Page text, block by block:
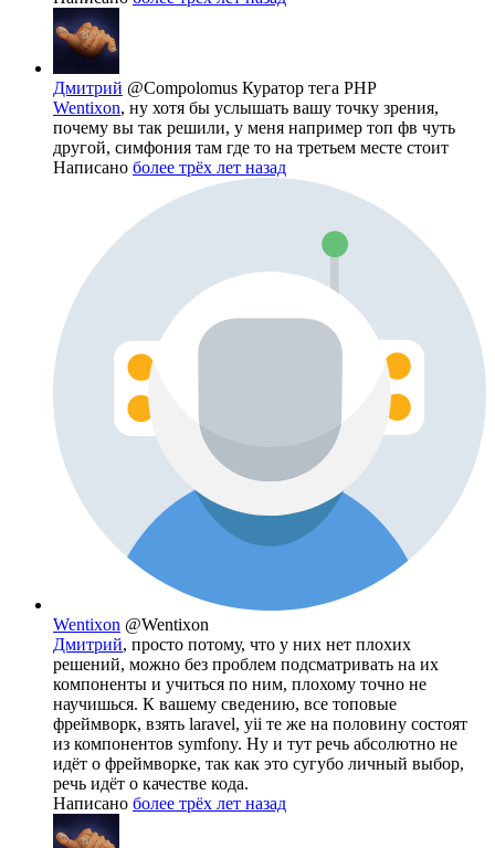
Дмитрий @Compolomus Куратор тега PHP
Wentixon, ну хотя бы услышать вашу точку зрения,
почему вы так решили, у меня например топ фв чуть
другой, симфония там где то на третьем месте стоит
Написано более трёх лет назад
Wentixon @Wentixon
Дмитрий, просто потому, что у них нет плохих
решений, можно без проблем подсматривать на их
компоненты и учиться по ним, плохому точно не
научишься. К вашему сведению, все топовые
фреймворк, взять laravel, yii те же на половину состоят
из компонентов symfony. Ну и тут речь абсолютно не
идёт о фреймворке, так как это сугубо личный выбор,
речь идёт о качестве кода.
Написано более трёх лет назад